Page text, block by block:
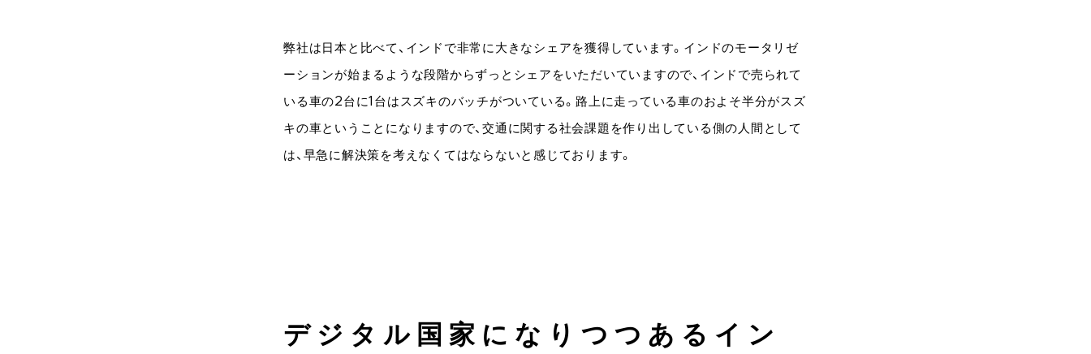
弊社は日本と比べて、インドで非常に大きなシェアを獲得しています。インドのモータリゼ
ーションが始まるような段階からずっとシェアをいただいていますので、インドで売られて
いる車の2台に1台はスズキのバッチがついている。路上に走っている車のおよそ半分がスズ
キの車ということになりますので、交通に関する社会課題を作り出している側の人間として
は、早急に解決策を考えなくてはならないと感じております。
デジタル国家になりつつあるイン